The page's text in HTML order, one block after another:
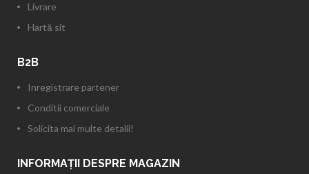
Livrare
Hartă sit
B2B
Inregistrare partener
Conditii comerciale
Solicita mai multe detalii!
INFORMAȚII DESPRE MAGAZIN